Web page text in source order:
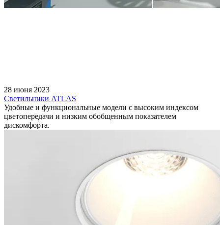
28 июня 2023
Светильники ATLAS
Удобные и функциональные модели с высоким индексом
цветопередачи и низким обобщенным показателем
дискомфорта.